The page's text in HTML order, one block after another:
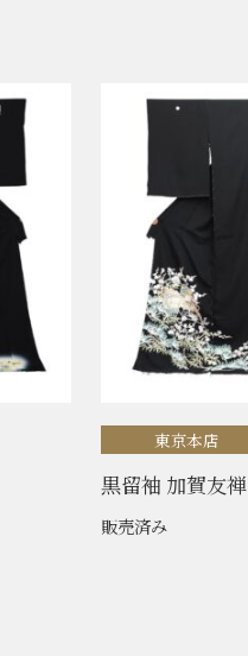
東京本店
黒留袖 加賀友禅
販売済み